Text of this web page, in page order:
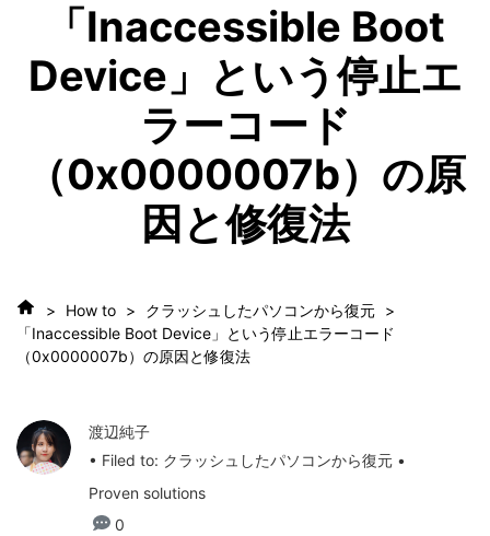
「Inaccessible Boot
Device」という停止エ
ラーコード
（0x0000007b）の原
因と修復法
> How to > クラッシュしたパソコンから復元 >
「Inaccessible Boot Device」という停止エラーコード
（0x0000007b）の原因と修復法
渡辺純子
• Filed to: クラッシュしたパソコンから復元 •
Proven solutions
0